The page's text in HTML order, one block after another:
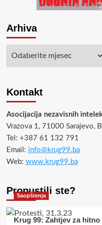
Arhiva
Kontakt
Asocijacija nezavisnih
Vrazova 1, 71000 Sarajevo,
Tel: +387 61 132 791
Email: info@krug99.ba
Web: www.krug99.ba
Propustili ste?
Saopštenja
Krug 99: Zahtjev za